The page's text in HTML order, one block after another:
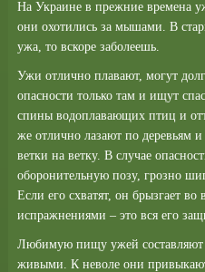
На Украине в прежние времена
они охотились за мышами. В
ужа, то вскоре заболеешь.
Ужи отлично плавают, могут
опасности только там и ищут
спины водоплавающих птиц и
же отлично лазают по деревьям
ветки на ветку. В случае
оборонительную позу, грозно
Если его схватят, он брызгает
испражнениями – это вся его
Любимую пищу ужей составляют
живыми. К неволе они